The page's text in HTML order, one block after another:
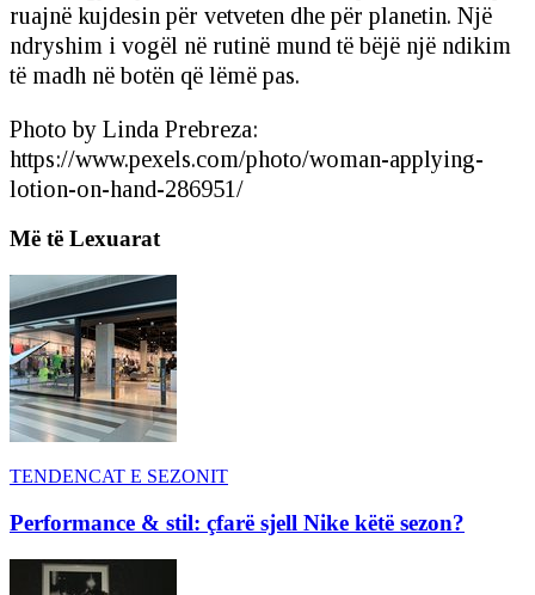
ruajnë kujdesin për vetveten dhe për planetin. Një
ndryshim i vogël në rutinë mund të bëjë një ndikim
të madh në botën që lëmë pas.
Photo by Linda Prebreza:
https://www.pexels.com/photo/woman-applying-
lotion-on-hand-286951/
Më të Lexuarat
TENDENCAT E SEZONIT
Performance & stil: çfarë sjell Nike këtë sezon?